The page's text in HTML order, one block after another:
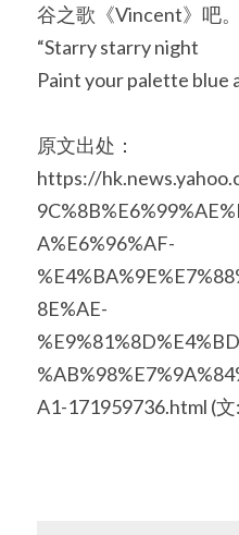
谷之歌《Vincent》吧。
“Starry starry night
Paint your palette blue
原文出处：
https://
A%E6%96%AF-
8E%AE-
A1-171959736.html (